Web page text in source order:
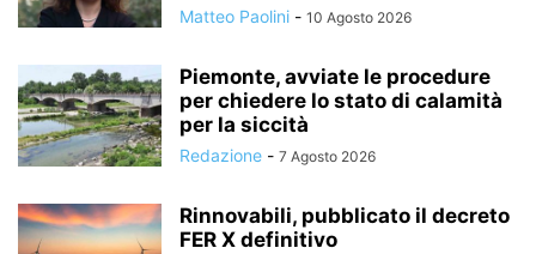
Matteo Paolini - 10 Agosto 2026
Piemonte, avviate le procedure
per chiedere lo stato di calamità
per la siccità
Redazione - 7 Agosto 2026
Rinnovabili, pubblicato il decreto
FER X definitivo